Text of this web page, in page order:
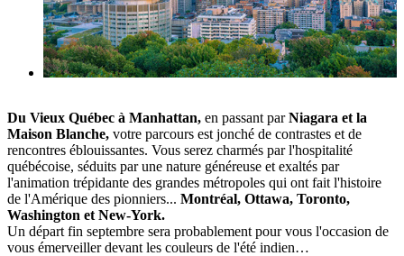
Du Vieux Québec à Manhattan, en passant parNiagara et la
Maison Blanche, votre parcours est jonché de contrastes et de
rencontres éblouissantes. Vous serez charmés par l'hospitalité
québécoise, séduits par une nature généreuse et exaltés par
l'animation trépidante des grandes métropoles qui ont fait l'histoire
de l'Amérique des pionniers... Montréal, Ottawa, Toronto,
Washington et New-York.
Un départ fin septembre sera probablement pour vous l'occasion de
vous émerveiller devant les couleurs de l'été indien…